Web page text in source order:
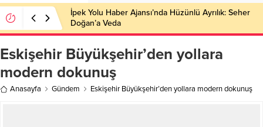
İpek Yolu Haber Ajansı’nda Hüzünlü Ayrılık: Seher
Doğan’a Veda
Eskişehir Büyükşehir’den yollara
modern dokunuş
Anasayfa Gündem Eskişehir Büyükşehir’den yollara modern dokunuş